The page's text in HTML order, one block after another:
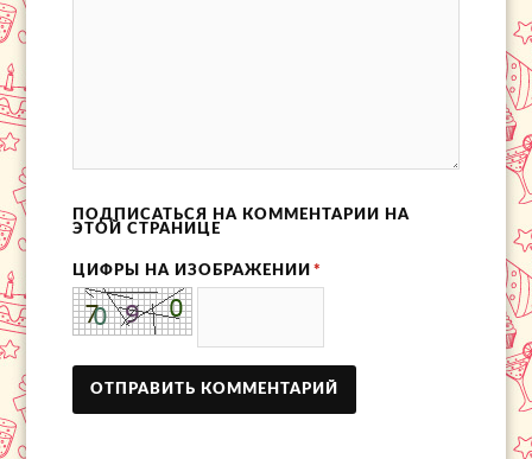
ПОДПИСАТЬСЯ НА КОММЕНТАРИИ НА
ЭТОЙ СТРАНИЦЕ
ЦИФРЫ НА ИЗОБРАЖЕНИИ *